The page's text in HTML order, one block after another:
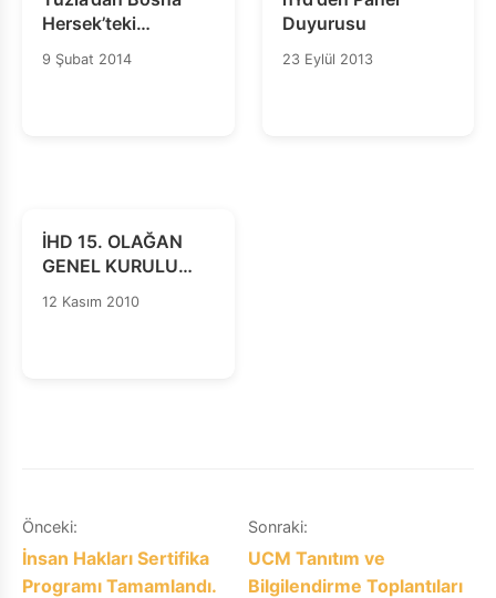
Hersek’teki
gösterilere dair
mektup
9 Şubat 2014
Duyurusu
23 Eylül 2013
İHD 15. OLAĞAN
GENEL KURULU
GERÇEKLEŞTİ
12 Kasım 2010
Yazı
gezinmesi
Önceki:
İnsan Hakları Sertifika
Programı Tamamlandı.
Sonraki:
UCM Tanıtım ve
Bilgilendirme Toplantıları